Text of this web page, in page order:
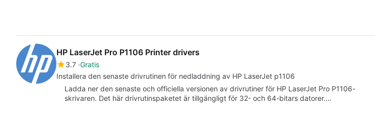
HP LaserJet Pro P1106 Printer drivers
3.7 Gratis
Installera den senaste drivrutinen för nedladdning av HP LaserJet p1106
Ladda ner den senaste och officiella versionen av drivrutiner för HP LaserJet Pro P1106-
skrivaren. Det här drivrutinspaketet är tillgängligt för 32- och 64-bitars datorer.…